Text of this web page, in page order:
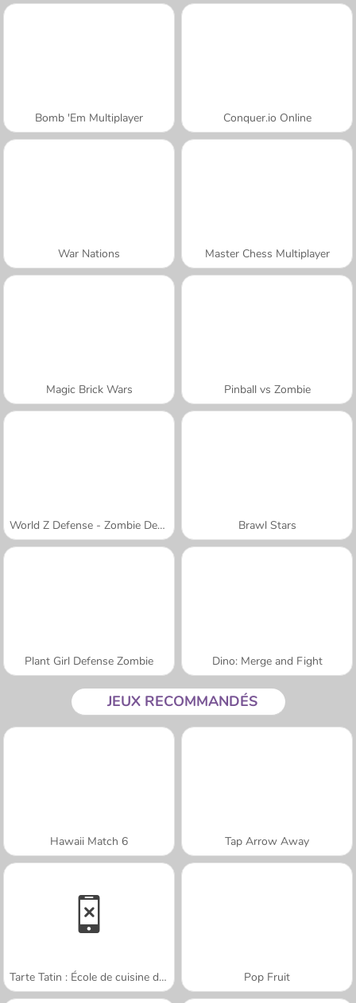
Bomb 'Em Multiplayer Conquer.io Online
War Nations Master Chess Multiplayer
Magic Brick Wars Pinball vs Zombie
World Z Defense - Zombie Defense Brawl Stars
Plant Girl Defense Zombie Dino: Merge and Fight
JEUX RECOMMANDÉS
Hawaii Match 6 Tap Arrow Away
Tarte Tatin : École de cuisine de Sara Pop Fruit